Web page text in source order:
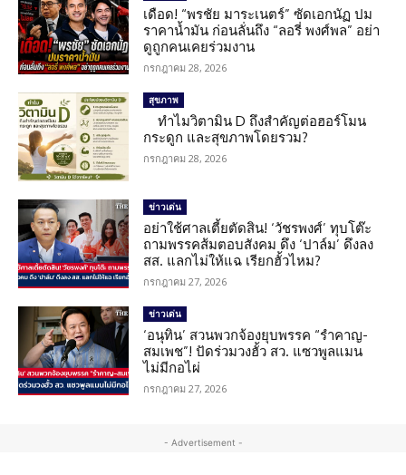
เดือด! “พรชัย มาระเนตร์” ซัดเอกนัฏ ปม
ราคาน้ำมัน ก่อนลั่นถึง “ลอรี่ พงศ์พล” อย่า
ดูถูกคนเคยร่วมงาน
กรกฎาคม 28, 2026
สุขภาพ
ทำไมวิตามิน D ถึงสำคัญต่อฮอร์โมน
กระดูก และสุขภาพโดยรวม?
กรกฎาคม 28, 2026
ข่าวเด่น
อย่าใช้ศาลเตี้ยตัดสิน! ‘วัชรพงศ์’ ทุบโต๊ะ
ถามพรรคส้มตอบสังคม ดึง ‘ปาล์ม’ ดึงลง
สส. แลกไม่ให้แฉ เรียกฮั้วไหม?
กรกฎาคม 27, 2026
ข่าวเด่น
‘อนุทิน’ สวนพวกจ้องยุบพรรค “รำคาญ-
สมเพช”! ปัดร่วมวงฮั้ว สว. แซวพูลแมน
ไม่มีกอไผ่
กรกฎาคม 27, 2026
- Advertisement -